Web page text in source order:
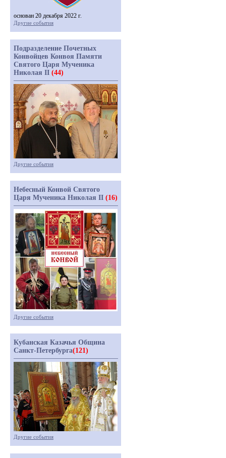
основан 20 декабря 2022 г.
Другие события
Подразделение Почетных
Конвойцев Конвоя Памяти
Святого Царя Мученика
Николая II (44)
Другие события
Небесный Конвой Святого
Царя Мученика Николая II (16)
Другие события
Кубанская Казачья Община
Санкт-Петербурга(121)
Другие события